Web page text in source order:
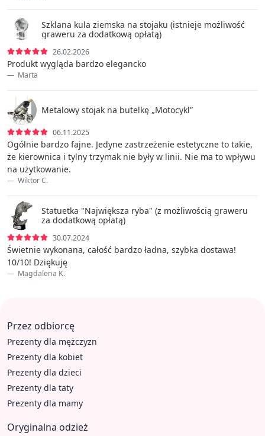
Szklana kula ziemska na stojaku (istnieje możliwość
graweru za dodatkową opłatą)
26.02.2026
Produkt wygląda bardzo elegancko
Marta
Metalowy stojak na butelkę „Motocykl”
06.11.2025
Ogólnie bardzo fajne. Jedyne zastrzeżenie estetyczne to takie,
że kierownica i tylny trzymak nie były w linii. Nie ma to wpływu
na użytkowanie.
Wiktor C.
Statuetka "Największa ryba" (z możliwością graweru
za dodatkową opłatą)
30.07.2024
Świetnie wykonana, całość bardzo ładna, szybka dostawa!
10/10! Dziękuję
Magdalena K.
Przez odbiorcę
Prezenty dla mężczyzn
Prezenty dla kobiet
Prezenty dla dzieci
Prezenty dla taty
Prezenty dla mamy
Oryginalna odzież